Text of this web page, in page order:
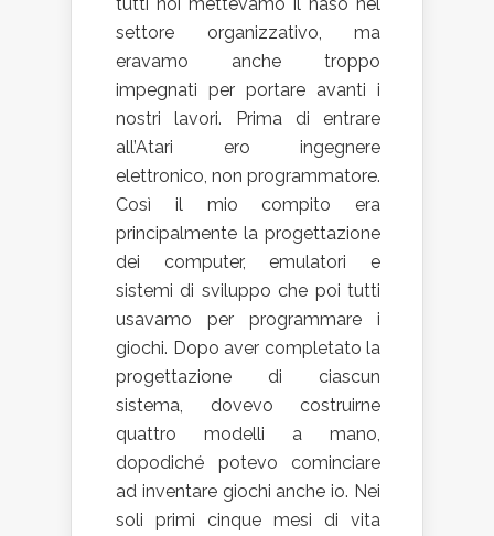
settore organizzativo, ma
eravamo anche troppo
impegnati per portare avanti i
nostri lavori. Prima di entrare
all’Atari ero ingegnere
elettronico, non programmatore.
Così il mio compito era
principalmente la progettazione
dei computer, emulatori e
sistemi di sviluppo che poi tutti
usavamo per programmare i
giochi. Dopo aver completato la
progettazione di ciascun
sistema, dovevo costruirne
quattro modelli a mano,
dopodiché potevo cominciare
ad inventare giochi anche io. Nei
soli primi cinque mesi di vita